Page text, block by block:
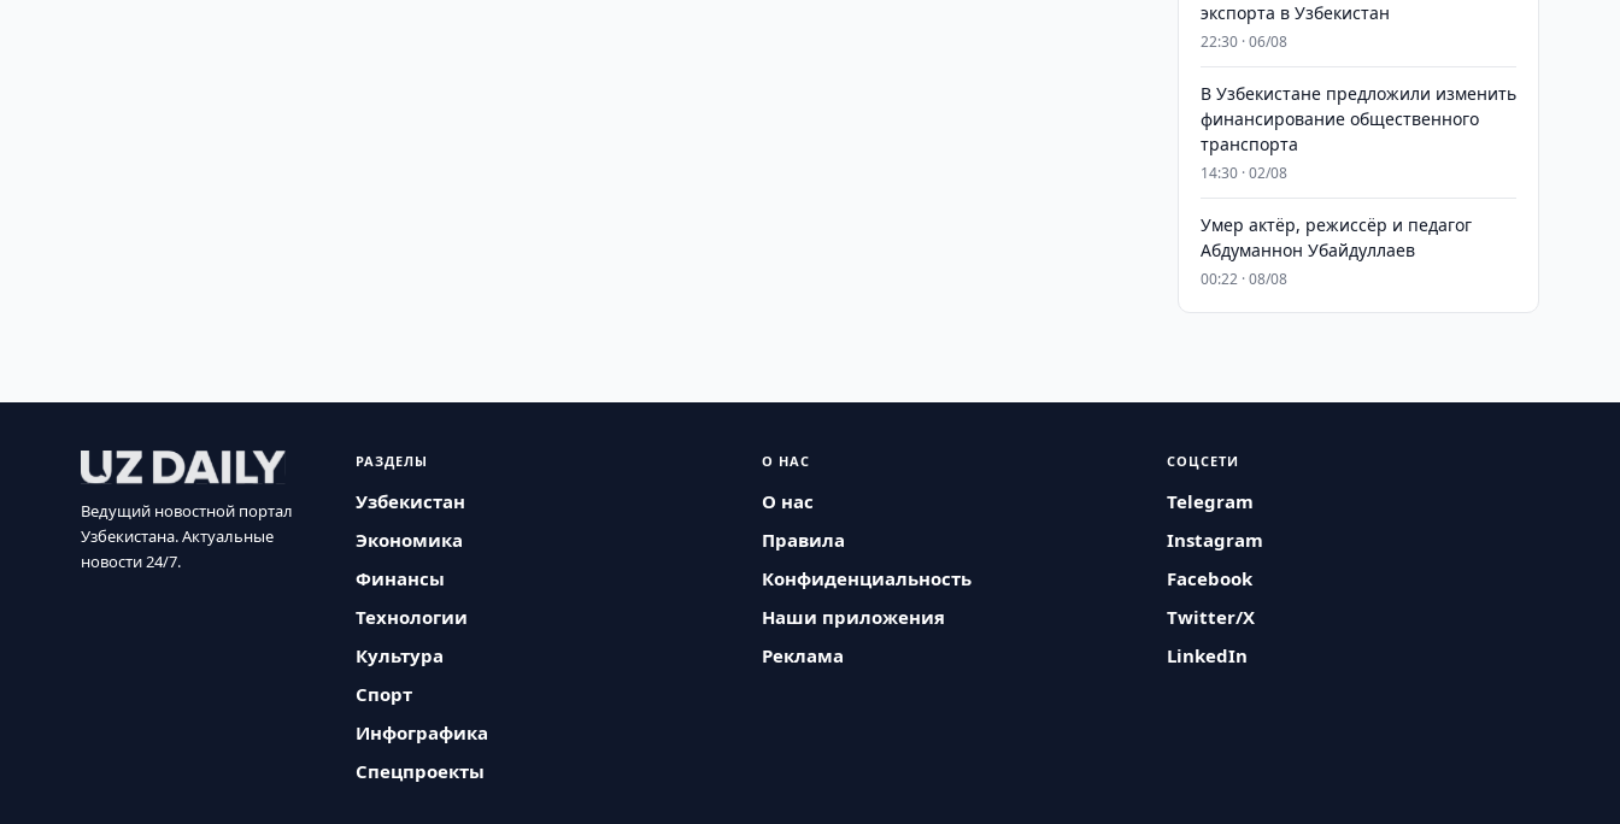
экспорта в Узбекистан
22:30 · 06/08
В Узбекистане предложили изменить
финансирование общественного
транспорта
14:30 · 02/08
Умер актёр, режиссёр и педагог
Абдуманнон Убайдуллаев
00:22 · 08/08
Ведущий новостной портал
Узбекистана. Актуальные
новости 24/7.
РАЗДЕЛЫ
Узбекистан
Экономика
Финансы
Технологии
Культура
Спорт
Инфографика
Спецпроекты
О НАС
О нас
Правила
Конфиденциальность
Наши приложения
Реклама
СОЦСЕТИ
Telegram
Instagram
Facebook
Twitter/X
LinkedIn